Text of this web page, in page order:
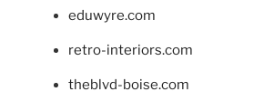
eduwyre.com
retro-interiors.com
theblvd-boise.com